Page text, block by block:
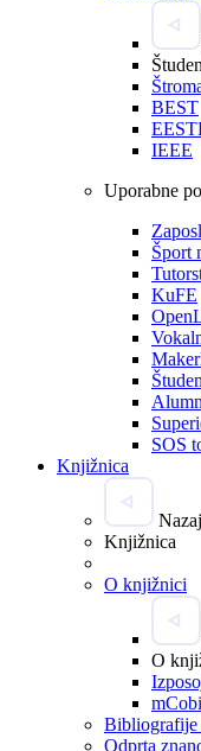
BEST
IEEE
Uporabne
Šport
KuFE
SOS
Knjižnica
Nazaj
Knjižnica
O knjižnici
O
Bibliografije
Odprta